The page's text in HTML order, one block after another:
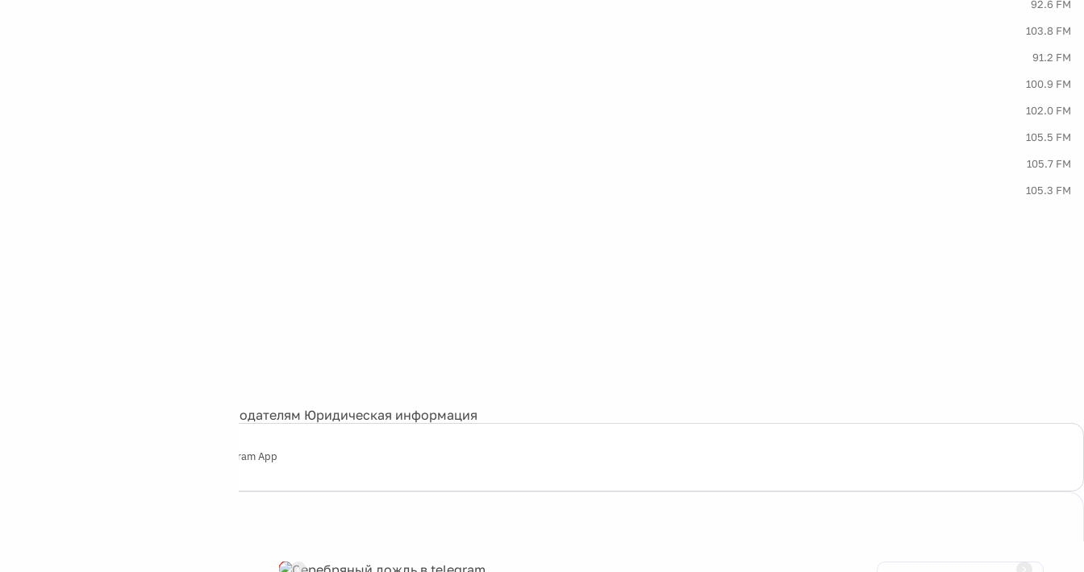
92.6 FM
103.8 FM
91.2 FM
100.9 FM
102.0 FM
105.5 FM
105.7 FM
105.3 FM
Рекламодателям Юридическая информация
Telegram App